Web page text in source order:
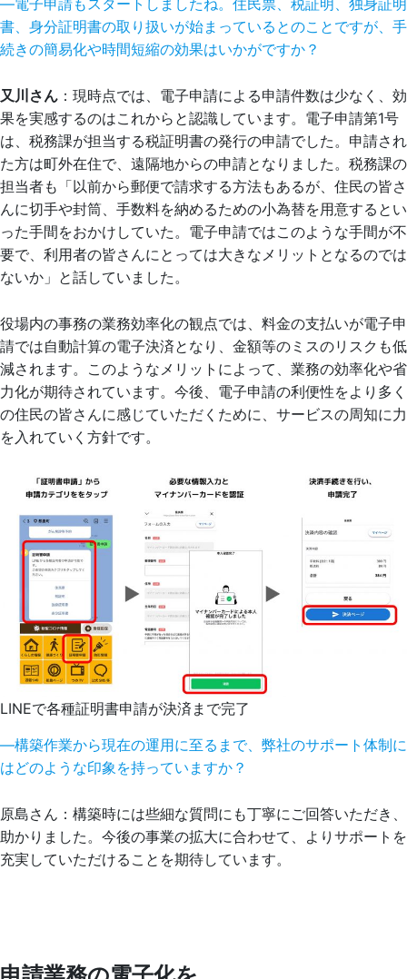
―電子申請もスタートしましたね。住民票、税証明、独身証明
書、身分証明書の取り扱いが始まっているとのことですが、手
続きの簡易化や時間短縮の効果はいかがですか？
又川さん ：現時点では、電子申請による申請件数は少なく、効
果を実感するのはこれからと認識しています。電子申請第1号
は、税務課が担当する税証明書の発行の申請でした。申請され
た方は町外在住で、遠隔地からの申請となりました。税務課の
担当者も「以前から郵便で請求する方法もあるが、住民の皆さ
んに切手や封筒、手数料を納めるための小為替を用意するとい
った手間をおかけしていた。電子申請ではこのような手間が不
要で、利用者の皆さんにとっては大きなメリットとなるのでは
ないか」と話していました。
役場内の事務の業務効率化の観点では、料金の支払いが電子申
請では自動計算の電子決済となり、金額等のミスのリスクも低
減されます。このようなメリットによって、業務の効率化や省
力化が期待されています。今後、電子申請の利便性をより多く
の住民の皆さんに感じていただくために、サービスの周知に力
を入れていく方針です。
LINEで各種証明書申請が決済まで完了
―構築作業から現在の運用に至るまで、弊社のサポート体制に
はどのような印象を持っていますか？
原島さん：構築時には些細な質問にも丁寧にご回答いただき、
助かりました。今後の事業の拡大に合わせて、よりサポートを
充実していただけることを期待しています。